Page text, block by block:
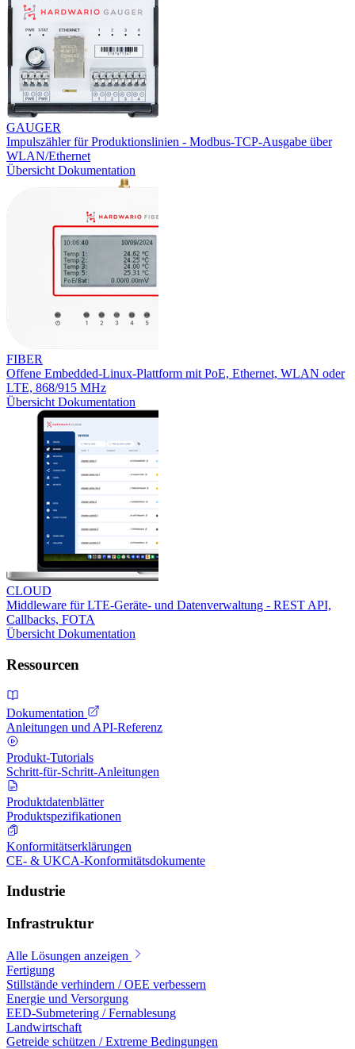
GAUGER
Impulszähler für Produktionslinien - Modbus-TCP-Ausgabe über
WLAN/Ethernet
Übersicht Dokumentation
FIBER
Offene Embedded-Linux-Plattform mit PoE, Ethernet, WLAN oder
LTE, 868/915 MHz
Übersicht Dokumentation
CLOUD
Middleware für LTE-Geräte- und Datenverwaltung - REST API,
Callbacks, FOTA
Übersicht Dokumentation
Ressourcen
Dokumentation
Anleitungen und API-Referenz
Produkt-Tutorials
Schritt-für-Schritt-Anleitungen
Produktdatenblätter
Produktspezifikationen
Konformitätserklärungen
CE- & UKCA-Konformitätsdokumente
Industrie
Infrastruktur
Alle Lösungen anzeigen
Fertigung
Stillstände verhindern / OEE verbessern
Energie und Versorgung
EED-Submetering / Fernablesung
Landwirtschaft
Getreide schützen / Extreme Bedingungen